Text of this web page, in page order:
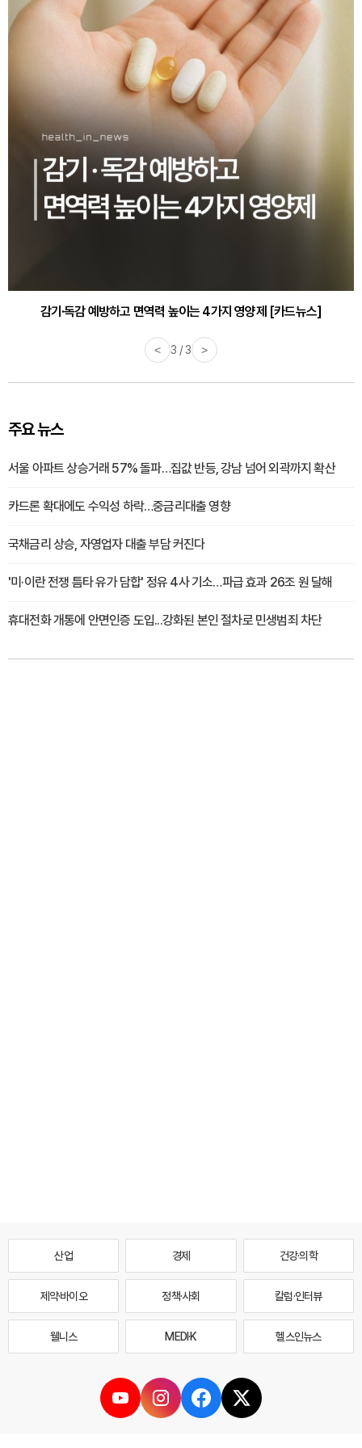
감기·독감 예방하고 면역력 높이는 4가지 영양제 [카드뉴스]
< 3 / 3 >
주요 뉴스
서울 아파트 상승거래 57% 돌파…집값 반등, 강남 넘어 외곽까지 확산
카드론 확대에도 수익성 하락…중금리대출 영향
국채금리 상승, 자영업자 대출 부담 커진다
'미·이란 전쟁 틈타 유가 담합' 정유 4사 기소…파급 효과 26조 원 달해
휴대전화 개통에 안면인증 도입...강화된 본인 절차로 민생범죄 차단
산업 경제 건강·의학
제약·바이오 정책·사회 칼럼·인터뷰
웰니스 MEDI·K 헬스인뉴스